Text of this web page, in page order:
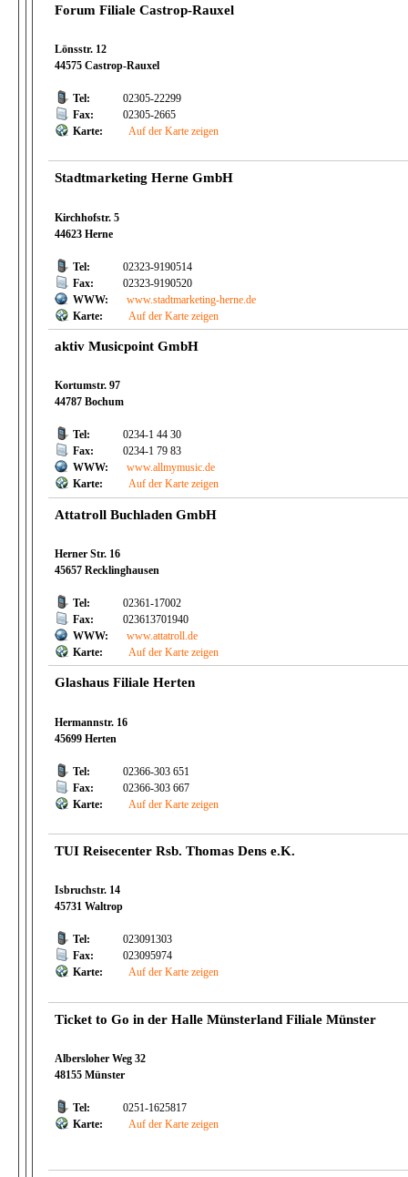
Forum Filiale Castrop-Rauxel
Lönsstr. 12
44575 Castrop-Rauxel
Tel:
02305-22299
Fax:
02305-2665
Karte:
Auf der Karte zeigen
Stadtmarketing Herne GmbH
Kirchhofstr. 5
44623 Herne
Tel:
02323-9190514
Fax:
02323-9190520
WWW:
www.stadtmarketing-herne.de
Karte:
Auf der Karte zeigen
aktiv Musicpoint GmbH
Kortumstr. 97
44787 Bochum
Tel:
0234-1 44 30
Fax:
0234-1 79 83
WWW:
www.allmymusic.de
Karte:
Auf der Karte zeigen
Attatroll Buchladen GmbH
Herner Str. 16
45657 Recklinghausen
Tel:
02361-17002
Fax:
023613701940
WWW:
www.attatroll.de
Karte:
Auf der Karte zeigen
Glashaus Filiale Herten
Hermannstr. 16
45699 Herten
Tel:
02366-303 651
Fax:
02366-303 667
Karte:
Auf der Karte zeigen
TUI Reisecenter Rsb. Thomas Dens e.K.
Isbruchstr. 14
45731 Waltrop
Tel:
023091303
Fax:
023095974
Karte:
Auf der Karte zeigen
Ticket to Go in der Halle Münsterland Filiale Münster
Albersloher Weg 32
48155 Münster
Tel:
0251-1625817
Karte:
Auf der Karte zeigen